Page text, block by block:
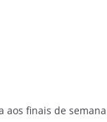
aos finais de semana